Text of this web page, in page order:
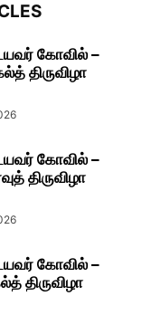
கோவில் –
திருவிழா
கோவில் –
திருவிழா
கோவில் –
திருவிழா